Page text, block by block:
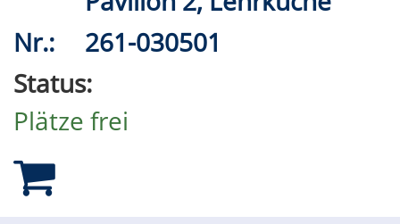
Nr.:
261-030501
Status:
Plätze frei